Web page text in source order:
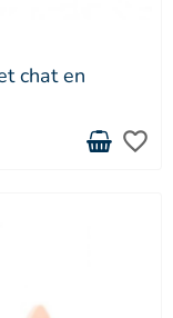
chat en
favorite_border